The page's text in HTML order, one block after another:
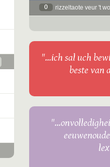
0 rizzeltaote veur 't
"...ich sal uch
beste van